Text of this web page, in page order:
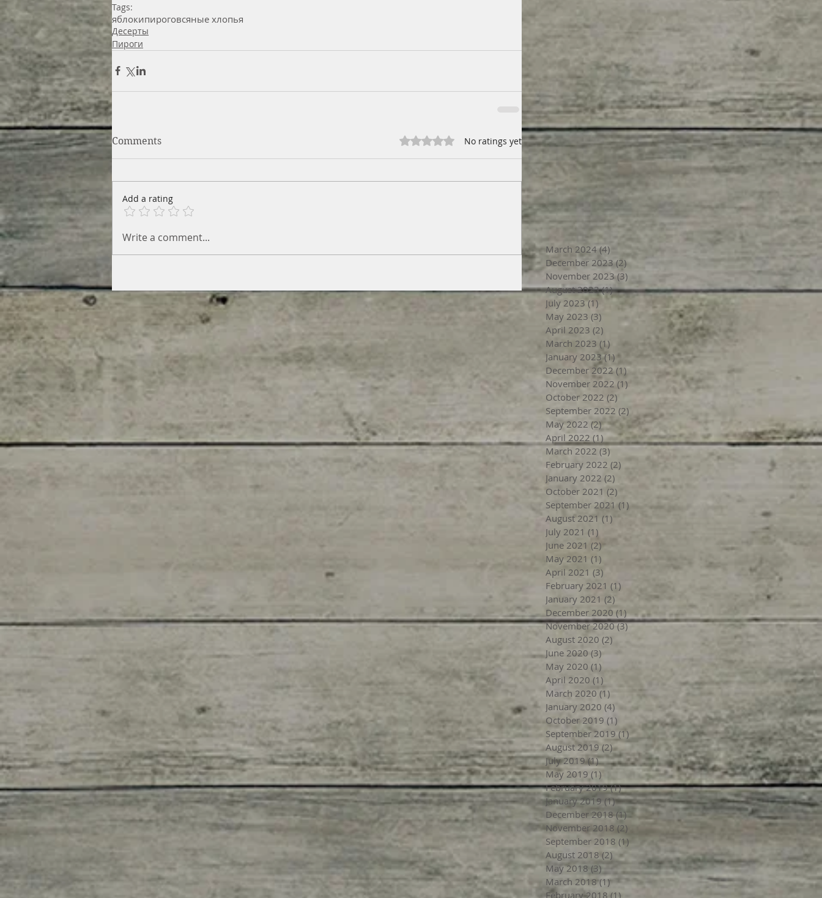
Tags:
яблокипироговсяные хлопья
Десерты
Пироги
Comments Rated 0 out of 5 stars.No ratings yet
Add a rating
Write a comment...
March 2024 (4) 4 posts
December 2023 (2) 2 posts
November 2023 (3)
August 2023 (1)1 post
July 2023 (1) 1 post
May 2023 (3)
April 2023 (2) 2 posts
March 2023 (1) 1 post
January 2023 (1) 1 post
December 2022 (1)1 post
November 2022 (1)
October 2022 (2)
September 2022 (2)
May 2022 (2)2 posts
April 2022 (1) 1 post
March 2022 (3)3 posts
February 2022 (2) 2 posts
January 2022 (2)
October 2021 (2)
September 2021 (1)1 post
August 2021 (1) 1 post
July 2021 (1)
June 2021 (2)2 posts
May 2021 (1)
April 2021 (3)
February 2021 (1)
January 2021 (2) 2 posts
December 2020 (1) 1 post
November 2020 (3)3 posts
August 2020 (2)
June 2020 (3) 3 posts
May 2020 (1)
April 2020 (1)
March 2020 (1)
January 2020 (4) 4 posts
October 2019 (1)
September 2019 (1) 1 post
August 2019 (2)2 posts
July 2019 (1)1 post
May 2019 (1)
February 2019 (1)1 post
January 2019 (1)1 post
December 2018 (1) 1 post
November 2018 (2) 2 posts
September 2018 (1)
August 2018 (2)2 posts
May 2018 (3)3 posts
March 2018 (1)1 post
February 2018 (1)